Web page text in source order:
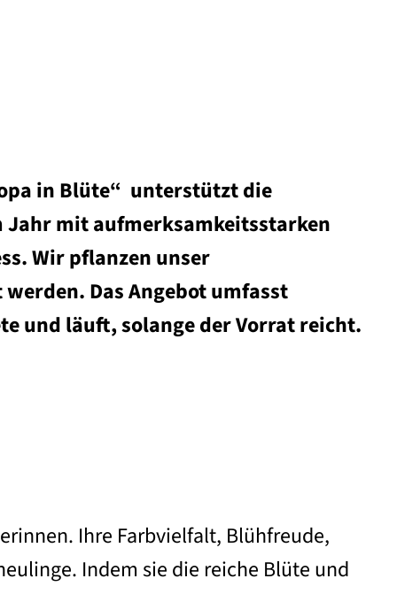
in Blüte“ unterstützt die
Jahr mit aufmerksamkeitsstarken
Wir pflanzen unser
Das Angebot umfasst
und läuft, solange der Vorrat reicht.
Ihre Farbvielfalt, Blühfreude,
Indem sie die reiche Blüte und